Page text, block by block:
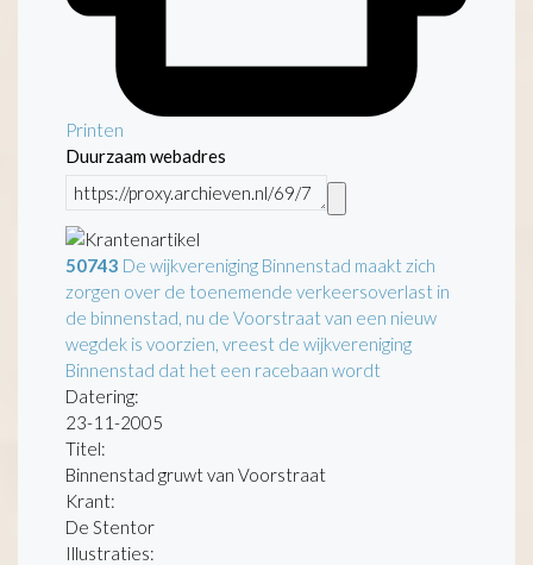
Printen
Duurzaam webadres
50743 De wijkvereniging Binnenstad maakt zich
zorgen over de toenemende verkeersoverlast in
de binnenstad, nu de Voorstraat van een nieuw
wegdek is voorzien, vreest de wijkvereniging
Binnenstad dat het een racebaan wordt
Datering:
23-11-2005
Titel:
Binnenstad gruwt van Voorstraat
Krant:
De Stentor
Illustraties: